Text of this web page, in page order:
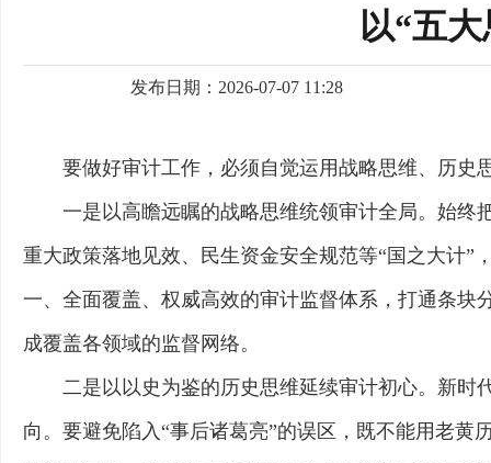
以“五
发布日期：2026-07-07 11:28
要做好审计工作，必须自觉运用战略思维、历史
一是以高瞻远瞩的战略思维统领审计全局。始终
重大政策落地见效、民生资金安全规范等“国之大计
一、全面覆盖、权威高效的审计监督体系，打通条块
成覆盖各领域的监督网络。
二是以以史为鉴的历史思维延续审计初心。新时
向。要避免陷入“事后诸葛亮”的误区，既不能用老